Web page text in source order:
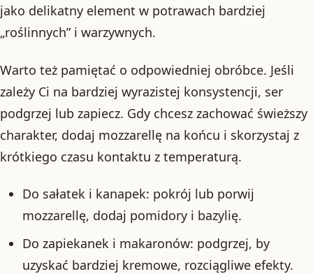
jako delikatny element w potrawach bardziej
„roślinnych” i warzywnych.
Warto też pamiętać o odpowiedniej obróbce. Jeśli
zależy Ci na bardziej wyrazistej konsystencji, ser
podgrzej lub zapiecz. Gdy chcesz zachować świeższy
charakter, dodaj mozzarellę na końcu i skorzystaj z
krótkiego czasu kontaktu z temperaturą.
Do sałatek i kanapek: pokrój lub porwij
mozzarellę, dodaj pomidory i bazylię.
Do zapiekanek i makaronów: podgrzej, by
uzyskać bardziej kremowe, rozciągliwe efekty.